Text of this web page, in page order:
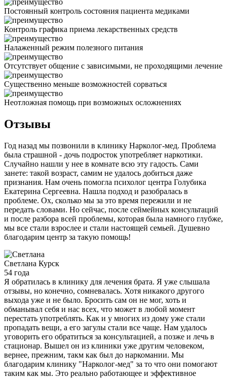
Постоянный контроль состояния пациента медиками
Контроль графика приема лекарственных средств
Налаженный режим полезного питания
Отсутствует общение с зависимыми, не проходящими лечение
Существенно меньше возможностей сорваться
Неотложная помощь при возможных осложнениях
Отзывы
Год назад мы позвонили в клинику Нарколог-мед. Проблема
была страшной - дочь подросток употребляет наркотики.
Случайно нашли у нее в комнате всю эту гадость. Сами
занете: такой возраст, самим не удалось добиться даже
признания. Нам очень помогла психолог центра Голубика
Екатерина Сергеевна. Нашла подход и разобралась в
проблеме. Ох, сколько мы за это время пережили и не
передать словами. Но сейчас, после сеймейных консультаций
и после разбора всей проблемы, которая была намного глубже,
мы все стали взрослее и стали настоящей семьей. Душевно
благодарим центр за такую помощь!
Светлана Курск
54 года
Я обратилась в клинику для лечения брата. Я уже слышала
отзывы, но конечно, сомневалась. Хотя никакого другого
выхода уже и не было. Бросить сам он не мог, хоть и
обманывал себя и нас всех, что может в любой момент
перестать употреблять. Как и у многих из дому уже стали
пропадать вещи, а его загулы стали все чаще. Нам удалось
уговорить его обратиться за консультацией, а позже и лечь в
стационар. Вышел он из клиники уже другим человеком,
вернее, прежним, такм как был до наркомании. Мы
благодарим клинику "Нарколог-мед" за то что они помогают
таким как мы. Это реально работающее и эффективное